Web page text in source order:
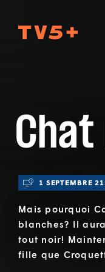
1 SEPTEMBRE
Mais pourquoi
blanches? Il
tout noir!
fille que